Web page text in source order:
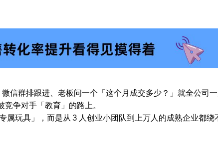
信群排跟进、老板问一个「这个月成交多少？」就全公司
争对手「教育」的路上。
属玩具」，而是从 3 人创业小团队到上万人的成熟企业都绕